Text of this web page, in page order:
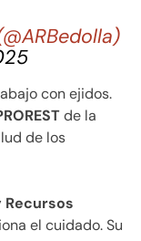
con ejidos.
de la
de los
Recursos
el cuidado. Su